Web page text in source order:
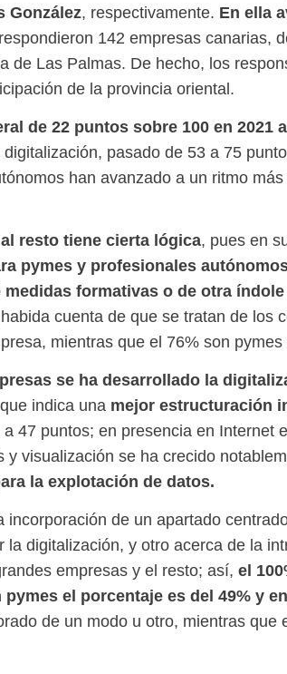
González, respectivamente. En ella
142 empresas canarias,
de Las Palmas. De hecho, los
de la provincia oriental.
de 22 puntos sobre 100 en 2021
pasado de 53 a 75
han avanzado a un ritmo
resto tiene cierta lógica, pues en
pymes y profesionales
medidas formativas o de otra
cuenta de que se tratan de los
mientras que el 76% son
se ha desarrollado la
indica una mejor estructuración
47 puntos; en presencia en Internet
visualización se ha crecido
la explotación de datos.
de un apartado
digitalización, y otro acerca de la
empresas y el resto; así, el
el porcentaje es del 49% y
de un modo u otro, mientras que